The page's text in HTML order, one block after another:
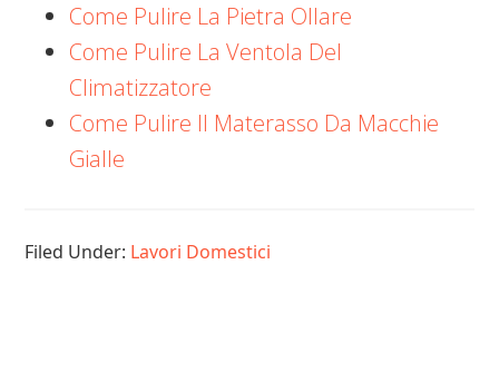
Come Pulire La Pietra Ollare
Come Pulire La Ventola Del
Climatizzatore
Come Pulire Il Materasso Da Macchie
Gialle
Filed Under: Lavori Domestici